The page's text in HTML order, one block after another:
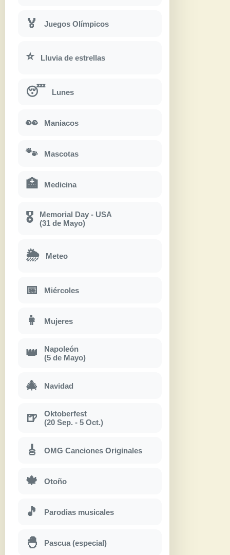
🏅 Juegos Olímpicos
⭐ Lluvia de estrellas
😴 Lunes
👀 Maniacos
🐾 Mascotas
🏥 Medicina
🎖
Memorial Day - USA
(31 de Mayo)
🌦 Meteo
📅 Miércoles
👩 Mujeres
👑
Napoleón
(5 de Mayo)
🎄 Navidad
🍺
Oktoberfest
(20 Sep. - 5 Oct.)
🎸 OMG Canciones Originales
🍁 Otoño
🎵 Parodias musicales
🐣 Pascua (especial)